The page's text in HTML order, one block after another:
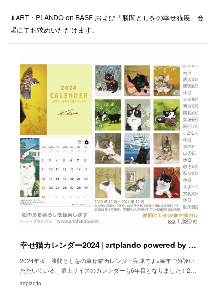
⬇︎ART・PLANDO on BASE および「勝間としをの幸せ猫展」会
場にてお求めいただけます。
幸せ猫カレンダー2024 | artplando powered by BASE
2024年版 勝間としをの幸せ猫カレンダー完成です⭐︎毎年ご好評い
ただいている、卓上サイズのカレンダーも6年目となりました！2…
artplando